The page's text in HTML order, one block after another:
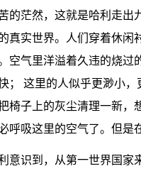
的茫然，这就是哈利走出
真实世界。人们穿着休闲
空气里洋溢着久违的烧过
； 这里的人似乎更渺小
椅子上的灰尘清理一新，
呼吸这里的空气了。但
意识到，从第一世界国家